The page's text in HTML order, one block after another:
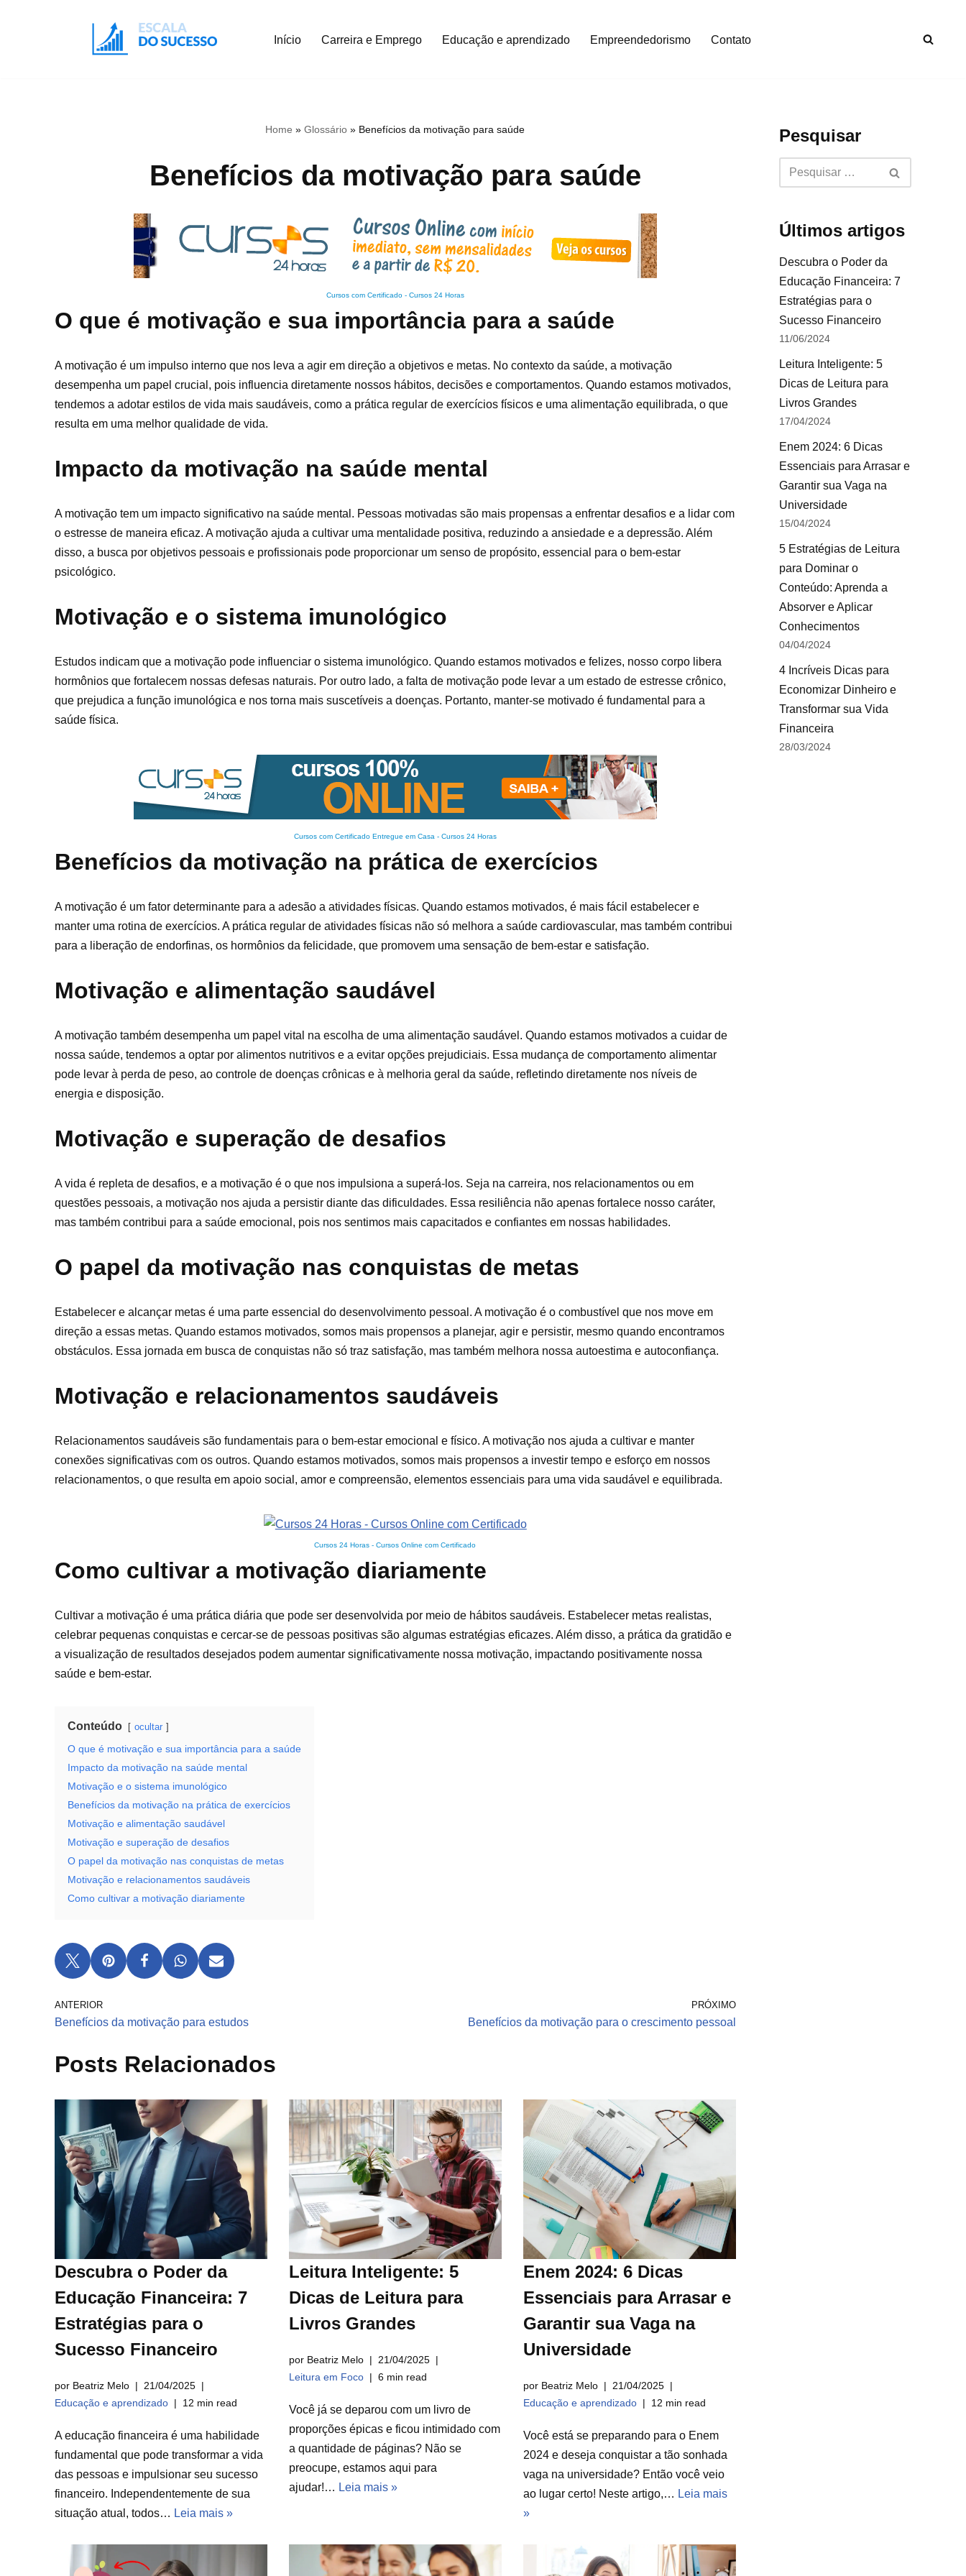
Início Carreira e Emprego Educação e aprendizado Empreendedorismo Contato
Home »Glossário » Benefícios da motivação para saúde
Benefícios da motivação para saúde
Cursos com Certificado- Cursos 24 Horas
O que é motivação e sua importância para a saúde
A motivação é um impulso interno que nos leva a agir em direção a objetivos e metas. No contexto da saúde, a motivação
desempenha um papel crucial, pois influencia diretamente nossos hábitos, decisões e comportamentos. Quando estamos motivados,
tendemos a adotar estilos de vida mais saudáveis, como a prática regular de exercícios físicos e uma alimentação equilibrada, o que
resulta em uma melhor qualidade de vida.
Impacto da motivação na saúde mental
A motivação tem um impacto significativo na saúde mental. Pessoas motivadas são mais propensas a enfrentar desafios e a lidar com
o estresse de maneira eficaz. A motivação ajuda a cultivar uma mentalidade positiva, reduzindo a ansiedade e a depressão. Além
disso, a busca por objetivos pessoais e profissionais pode proporcionar um senso de propósito, essencial para o bem-estar
psicológico.
Motivação e o sistema imunológico
Estudos indicam que a motivação pode influenciar o sistema imunológico. Quando estamos motivados e felizes, nosso corpo libera
hormônios que fortalecem nossas defesas naturais. Por outro lado, a falta de motivação pode levar a um estado de estresse crônico,
que prejudica a função imunológica e nos torna mais suscetíveis a doenças. Portanto, manter-se motivado é fundamental para a
saúde física.
Cursos com Certificado Entregue em Casa - Cursos 24 Horas
Benefícios da motivação na prática de exercícios
A motivação é um fator determinante para a adesão a atividades físicas. Quando estamos motivados, é mais fácil estabelecer e
manter uma rotina de exercícios. A prática regular de atividades físicas não só melhora a saúde cardiovascular, mas também contribui
para a liberação de endorfinas, os hormônios da felicidade, que promovem uma sensação de bem-estar e satisfação.
Motivação e alimentação saudável
A motivação também desempenha um papel vital na escolha de uma alimentação saudável. Quando estamos motivados a cuidar de
nossa saúde, tendemos a optar por alimentos nutritivos e a evitar opções prejudiciais. Essa mudança de comportamento alimentar
pode levar à perda de peso, ao controle de doenças crônicas e à melhoria geral da saúde, refletindo diretamente nos níveis de
energia e disposição.
Motivação e superação de desafios
A vida é repleta de desafios, e a motivação é o que nos impulsiona a superá-los. Seja na carreira, nos relacionamentos ou em
questões pessoais, a motivação nos ajuda a persistir diante das dificuldades. Essa resiliência não apenas fortalece nosso caráter,
mas também contribui para a saúde emocional, pois nos sentimos mais capacitados e confiantes em nossas habilidades.
O papel da motivação nas conquistas de metas
Estabelecer e alcançar metas é uma parte essencial do desenvolvimento pessoal. A motivação é o combustível que nos move em
direção a essas metas. Quando estamos motivados, somos mais propensos a planejar, agir e persistir, mesmo quando encontramos
obstáculos. Essa jornada em busca de conquistas não só traz satisfação, mas também melhora nossa autoestima e autoconfiança.
Motivação e relacionamentos saudáveis
Relacionamentos saudáveis são fundamentais para o bem-estar emocional e físico. A motivação nos ajuda a cultivar e manter
conexões significativas com os outros. Quando estamos motivados, somos mais propensos a investir tempo e esforço em nossos
relacionamentos, o que resulta em apoio social, amor e compreensão, elementos essenciais para uma vida saudável e equilibrada.
Cursos 24 Horas - Cursos Online com Certificado
Como cultivar a motivação diariamente
Cultivar a motivação é uma prática diária que pode ser desenvolvida por meio de hábitos saudáveis. Estabelecer metas realistas,
celebrar pequenas conquistas e cercar-se de pessoas positivas são algumas estratégias eficazes. Além disso, a prática da gratidão e
a visualização de resultados desejados podem aumentar significativamente nossa motivação, impactando positivamente nossa
saúde e bem-estar.
Conteúdo ocultar
O que é motivação e sua importância para a saúde
Impacto da motivação na saúde mental
Motivação e o sistema imunológico
Benefícios da motivação na prática de exercícios
Motivação e alimentação saudável
Motivação e superação de desafios
O papel da motivação nas conquistas de metas
Motivação e relacionamentos saudáveis
Como cultivar a motivação diariamente
ANTERIOR
Benefícios da motivação para estudos
PRÓXIMO
Benefícios da motivação para o crescimento pessoal
Posts Relacionados
Descubra o Poder da
Educação Financeira: 7
Estratégias para o
Sucesso Financeiro
por Beatriz Melo
21/04/2025
Educação e aprendizado
12 min read
A educação financeira é uma habilidade
fundamental que pode transformar a vida
das pessoas e impulsionar seu sucesso
financeiro. Independentemente de sua
situação atual, todos… Leia mais »
Leitura Inteligente: 5
Dicas de Leitura para
Livros Grandes
por Beatriz Melo
21/04/2025
Leitura em Foco
6 min read
Você já se deparou com um livro de
proporções épicas e ficou intimidado com
a quantidade de páginas? Não se
preocupe, estamos aqui para
ajudar!… Leia mais »
Enem 2024: 6 Dicas
Essenciais para Arrasar e
Garantir sua Vaga na
Universidade
por Beatriz Melo
21/04/2025
Educação e aprendizado
12 min read
Você está se preparando para o Enem
2024 e deseja conquistar a tão sonhada
vaga na universidade? Então você veio
ao lugar certo! Neste artigo,… Leia mais
»
Pesquisar
Últimos artigos
Descubra o Poder da
Educação Financeira: 7
Estratégias para o
Sucesso Financeiro
11/06/2024
Leitura Inteligente: 5
Dicas de Leitura para
Livros Grandes
17/04/2024
Enem 2024: 6 Dicas
Essenciais para Arrasar e
Garantir sua Vaga na
Universidade
15/04/2024
5 Estratégias de Leitura
para Dominar o
Conteúdo: Aprenda a
Absorver e Aplicar
Conhecimentos
04/04/2024
4 Incríveis Dicas para
Economizar Dinheiro e
Transformar sua Vida
Financeira
28/03/2024